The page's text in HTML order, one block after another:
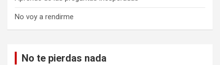
No voy a rendirme
No te pierdas nada